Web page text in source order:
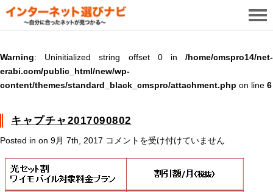
Warning: Uninitialized string offset 0 in /home/cmspro14/net-
erabi.com/public_html/new/wp-
content/themes/standard_black_cmspro/attachment.php on line 6
キャプチャ2017090802
Posted in on 9月 7th, 2017 キ
チ
コメントを受け付けていません